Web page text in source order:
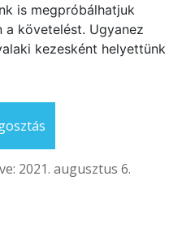
is megpróbálhatjuk
a követelést. Ugyanez
kezesként helyettünk
2021. augusztus 6.